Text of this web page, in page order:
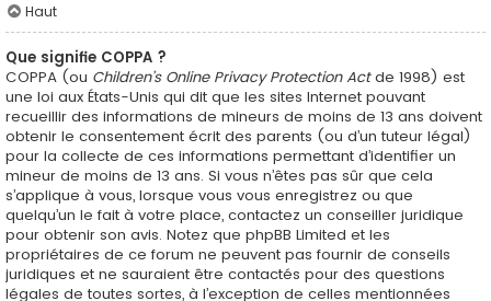
Haut
Que signifie COPPA ?
COPPA (ou Children’s Online Privacy Protection Actde 1998) est
une loi aux États-Unis qui dit que les sites Internet pouvant
recueillir des informations de mineurs de moins de 13 ans doivent
obtenir le consentement écrit des parents (ou d’un tuteur légal)
pour la collecte de ces informations permettant d’identifier un
mineur de moins de 13 ans. Si vous n’êtes pas sûr que cela
s’applique à vous, lorsque vous vous enregistrez ou que
quelqu’un le fait à votre place, contactez un conseiller juridique
pour obtenir son avis. Notez que phpBB Limited et les
propriétaires de ce forum ne peuvent pas fournir de conseils
juridiques et ne sauraient être contactés pour des questions
légales de toutes sortes, à l’exception de celles mentionnées